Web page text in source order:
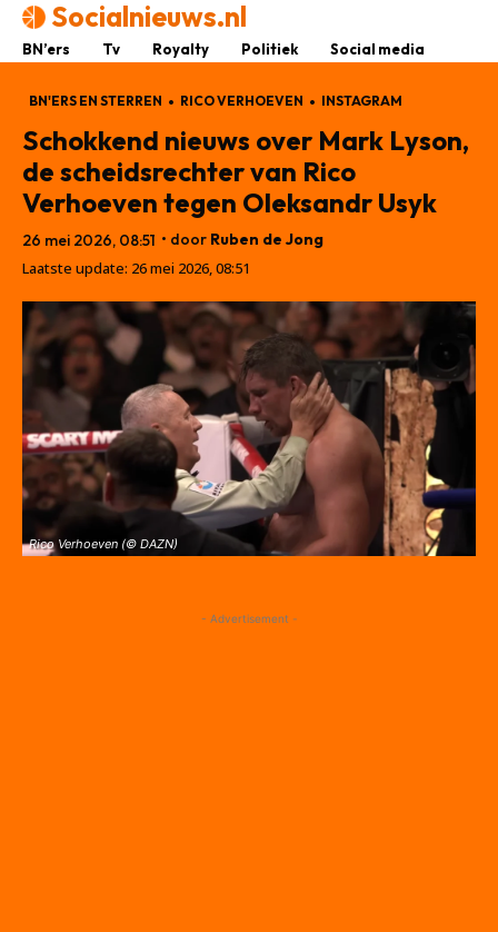
Socialnieuws.nl
BN’ers Tv Royalty Politiek Social media
BN'ERS EN STERREN RICO VERHOEVEN INSTAGRAM
Schokkend nieuws over Mark Lyson,
de scheidsrechter van Rico
Verhoeven tegen Oleksandr Usyk
26 mei 2026, 08:51 • door Ruben de Jong
Laatste update: 26 mei 2026, 08:51
Rico Verhoeven (© DAZN)
- Advertisement -